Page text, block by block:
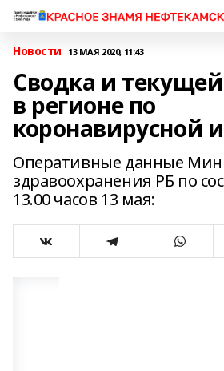
Новости 13 МАЯ 2020, 11:43
Сводка и
в регионе по
коронавирусной
Оперативные данные
здравоохранения РБ по
13.00 часов 13 мая: